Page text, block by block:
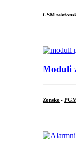
GSM
Moduli
Zonsko -